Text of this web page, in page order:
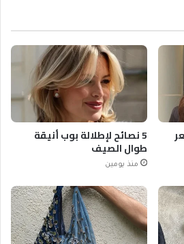
5 نصائح لإطلالة بوب أنيقة
طوال الصيف
منذ يومين